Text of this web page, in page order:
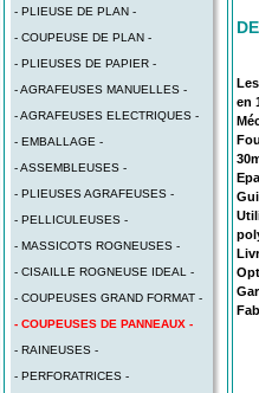
- PLIEUSE DE PLAN -
- COUPEUSE DE PLAN -
- PLIEUSES DE PAPIER -
- AGRAFEUSES MANUELLES -
- AGRAFEUSES ELECTRIQUES -
- EMBALLAGE -
- ASSEMBLEUSES -
- PLIEUSES AGRAFEUSES -
- PELLICULEUSES -
- MASSICOTS ROGNEUSES -
- CISAILLE ROGNEUSE IDEAL -
- COUPEUSES GRAND FORMAT -
- COUPEUSES DE PANNEAUX -
- RAINEUSES -
- PERFORATRICES -
en